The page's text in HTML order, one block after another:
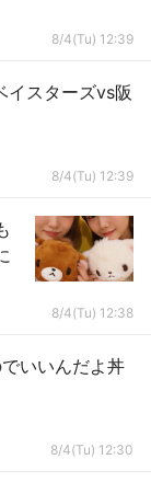
8/4(Tu) 12:39
スターズvs阪
8/4(Tu) 12:39
8/4(Tu) 12:38
いいんだよ丼
8/4(Tu) 12:30